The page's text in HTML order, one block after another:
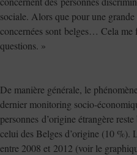
sociale. Alors que pour une
concernées sont belges… Cela me
questions. »
De manière générale, le
dernier monitoring socio-
personnes d’origine étrangère
celui des Belges d’origine (10 %).
entre 2008 et 2012 (voir le